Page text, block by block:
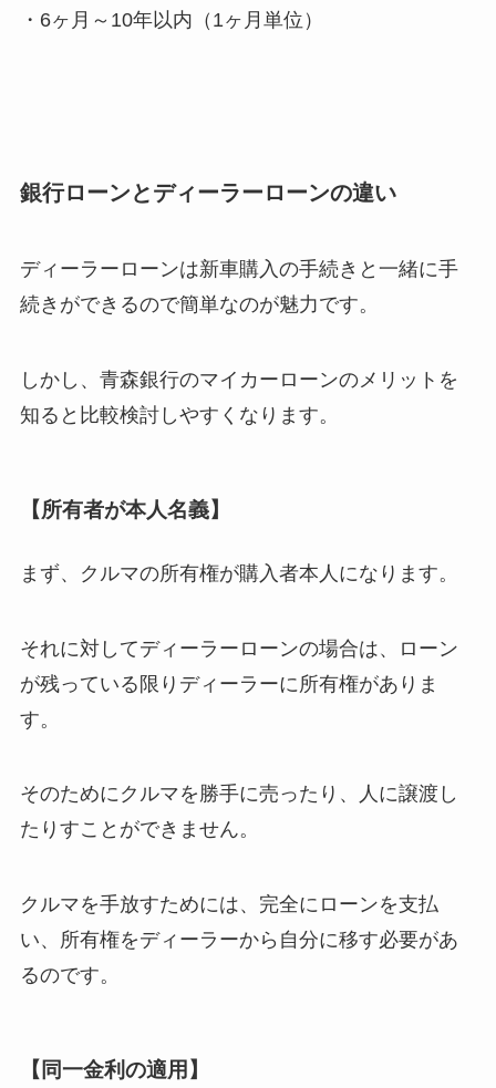
・6ヶ月～10年以内（1ヶ月単位）
銀行ローンとディーラーローンの違い
ディーラーローンは新車購入の手続きと一緒に手
続きができるので簡単なのが魅力です。
しかし、青森銀行のマイカーローンのメリットを
知ると比較検討しやすくなります。
【所有者が本人名義】
まず、クルマの所有権が購入者本人になります。
それに対してディーラーローンの場合は、ローン
が残っている限りディーラーに所有権がありま
す。
そのためにクルマを勝手に売ったり、人に譲渡し
たりすことができません。
クルマを手放すためには、完全にローンを支払
い、所有権をディーラーから自分に移す必要があ
るのです。
【同一金利の適用】